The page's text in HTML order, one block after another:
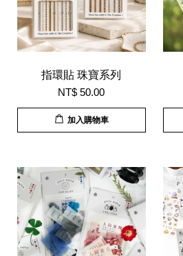
指環貼 珠寶系列
NT$ 50.00
加入購物車